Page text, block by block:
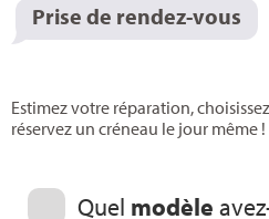
Prise de rendez-vous
Estimez votre réparation,
réservez un créneau le jour même !
Quel modèle